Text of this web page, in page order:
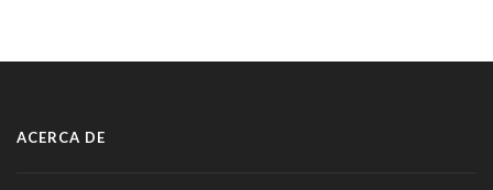
ACERCA DE